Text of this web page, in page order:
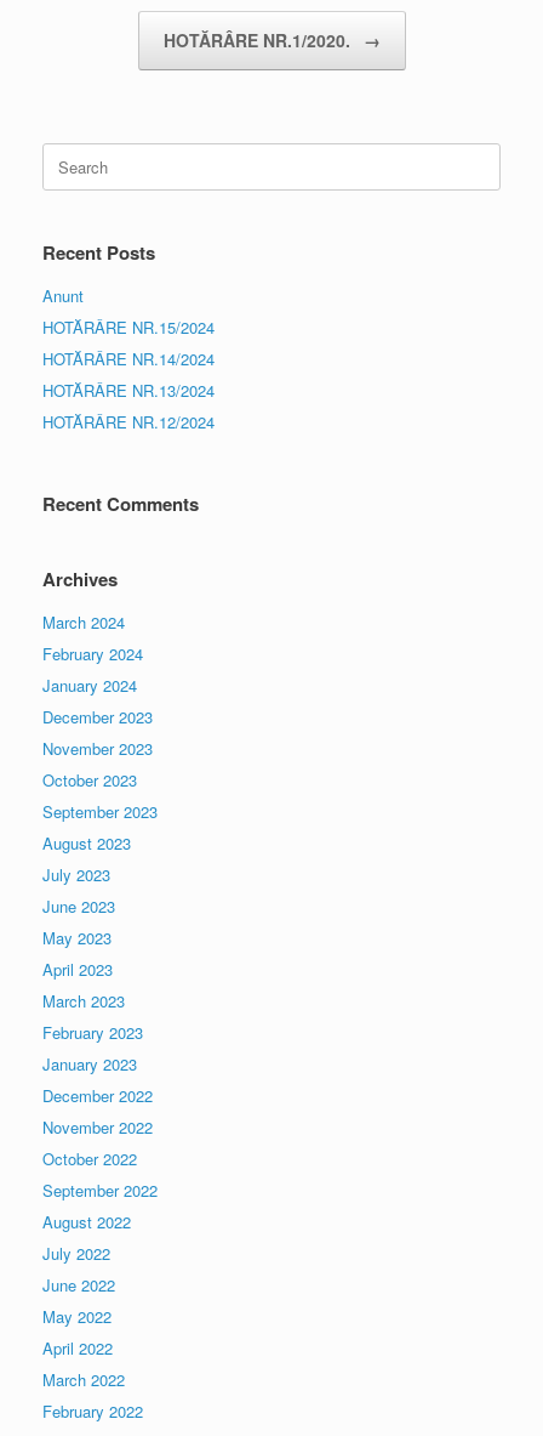
HOTĂRÂRE NR.1/2020. →
Search
for:
Recent Posts
Anunt
HOTĂRÂRE NR.15/2024
HOTĂRÂRE NR.14/2024
HOTĂRÂRE NR.13/2024
HOTĂRÂRE NR.12/2024
Recent Comments
Archives
March 2024
February 2024
January 2024
December 2023
November 2023
October 2023
September 2023
August 2023
July 2023
June 2023
May 2023
April 2023
March 2023
February 2023
January 2023
December 2022
November 2022
October 2022
September 2022
August 2022
July 2022
June 2022
May 2022
April 2022
March 2022
February 2022